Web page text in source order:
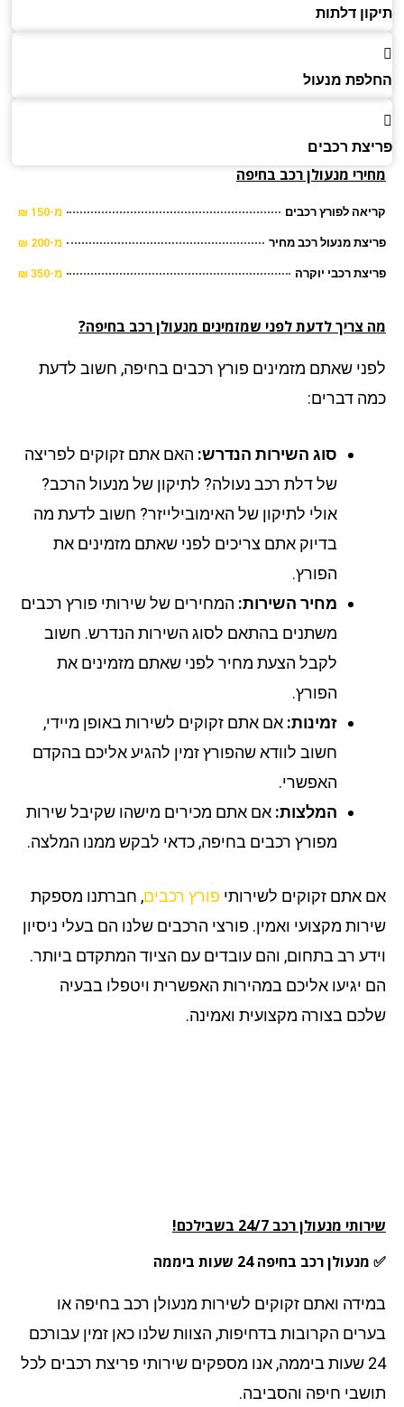
דלתות
מנעול
רכבים
מנעולן רכב בחיפה
לפורץ רכבים מ-150 ₪
מנעול רכב מחיר מ-200 ₪
רכבי יוקרה מ-350 ₪
צריך לדעת לפני שמזמינים מנעולן רכב בחיפה?
שאתם מזמינים פורץ רכבים בחיפה, חשוב לדעת
דברים:
סוג השירות הנדרש:האם אתם זקוקים לפריצה
של דלת רכב נעולה? לתיקון של מנעול הרכב?
אולי לתיקון של האימובילייזר? חשוב לדעת מה
בדיוק אתם צריכים לפני שאתם מזמינים את
הפורץ.
מחיר השירות:המחירים של שירותי פורץ רכבים
משתנים בהתאם לסוג השירות הנדרש. חשוב
לקבל הצעת מחיר לפני שאתם מזמינים את
הפורץ.
זמינות:אם אתם זקוקים לשירות באופן מיידי,
חשוב לוודא שהפורץ זמין להגיע אליכם בהקדם
האפשרי.
המלצות:אם אתם מכירים מישהו שקיבל שירות
מפורץ רכבים בחיפה, כדאי לבקש ממנו המלצה.
אתם זקוקים לשירותיפורץ רכבים, חברתנו מספקת
מקצועי ואמין. פורצי הרכבים שלנו הם בעלי ניסיון
רב בתחום, והם עובדים עם הציוד המתקדם ביותר.
יגיעו אליכם במהירות האפשרית ויטפלו בבעיה
בצורה מקצועית ואמינה.
מנעולן רכב 24/7 בשבילכם!
רכב בחיפה 24 שעות ביממה
ואתם זקוקים לשירות מנעולן רכב בחיפה או
הקרובות בדחיפות, הצוות שלנו כאן זמין עבורכם
24 שעות ביממה, אנו מספקים שירותי פריצת רכבים לכל
חיפה והסביבה.